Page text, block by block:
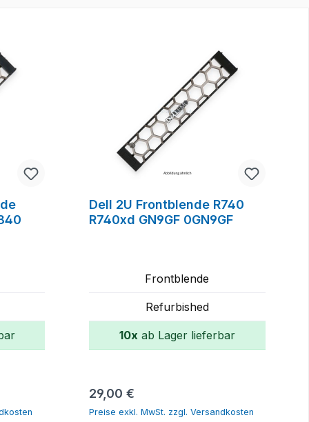
Dell 2U Frontblende R740
R740xd GN9GF 0GN9GF
Frontblende
Refurbished
10x ab Lager lieferbar
Regulärer Preis:
29,00 €
Preise exkl. MwSt. zzgl. Versandkosten